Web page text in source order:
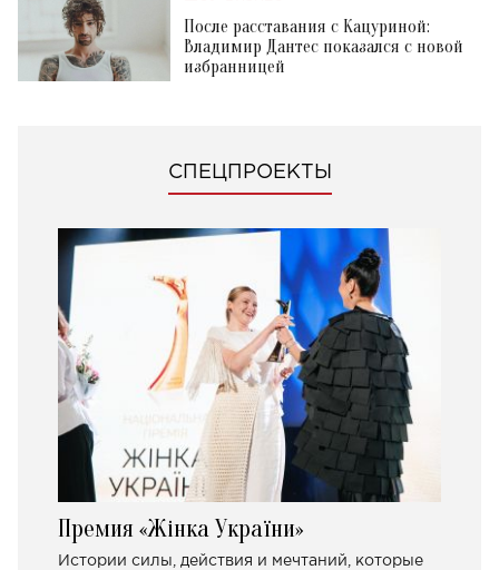
После расставания с Кацуриной:
Владимир Дантес показался с новой
избранницей
СПЕЦПРОЕКТЫ
Премия «Жінка України»
Истории силы, действия и мечтаний, которые